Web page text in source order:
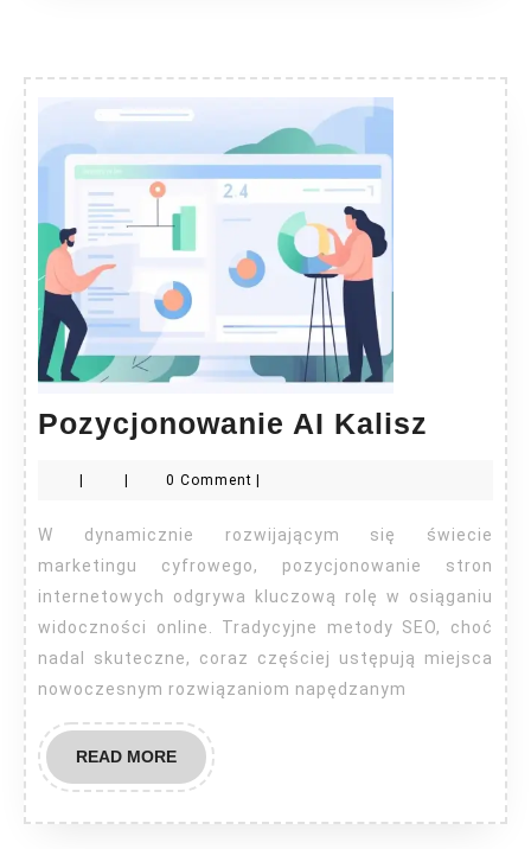
Pozycjonowanie AI Kalisz
Kalisz
| | 0 Comment |
W dynamicznie rozwijającym się świecie
marketingu cyfrowego, pozycjonowanie stron
internetowych odgrywa kluczową rolę w osiąganiu
widoczności online. Tradycyjne metody SEO, choć
nadal skuteczne, coraz częściej ustępują miejsca
nowoczesnym rozwiązaniom napędzanym
READ MOREREAD
MORE